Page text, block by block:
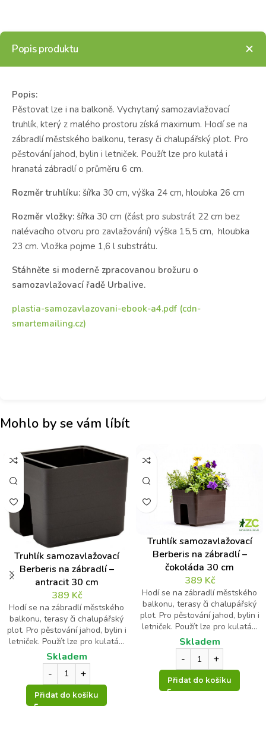
Popis produktu
Popis:
Pěstovat lze i na balkoně. Vychytaný samozavlažovací
truhlík, který z malého prostoru získá maximum. Hodí se na
zábradlí městského balkonu, terasy či chalupářský plot. Pro
pěstování jahod, bylin i letniček. Použít lze pro kulatá i
hranatá zábradlí o průměru 6 cm.
Rozměr truhlíku: šířka 30 cm, výška 24 cm, hloubka 26 cm
Rozměr vložky: šířka 30 cm (část pro substrát 22 cm bez
nalévacího otvoru pro zavlažování) výška 15,5 cm, hloubka
23 cm. Vložka pojme 1,6 l substrátu.
Stáhněte si moderně zpracovanou brožuru o
samozavlažovací řadě Urbalive.
plastia-samozavlazovani-ebook-a4.pdf (cdn-
smartemailing.cz)
Mohlo by se vám líbít
Truhlík samozavlažovací
Berberis na zábradlí –
antracit 30 cm
389 Kč
Hodí se na zábradlí městského
balkonu, terasy či chalupářský
plot. Pro pěstování jahod, bylin i
letniček. Použít lze pro kulatá...
Skladem
Přidat do košíku
Truhlík samozavlažovací
Berberis na zábradlí –
čokoláda 30 cm
389 Kč
Hodí se na zábradlí městského
balkonu, terasy či chalupářský
plot. Pro pěstování jahod, bylin i
letniček. Použít lze pro kulatá...
Skladem
Přidat do košíku